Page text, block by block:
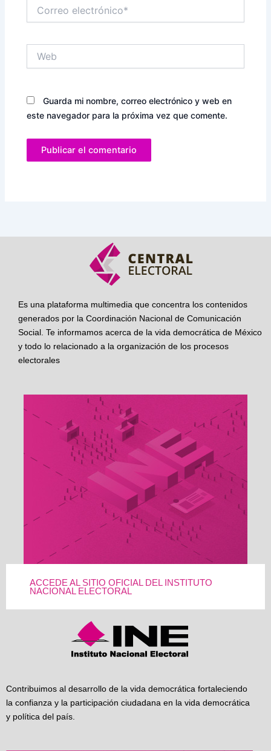
electrónico*
Guarda mi nombre, correo electrónico y web en
este navegador para la próxima vez que comente.
Es una plataforma multimedia que concentra los contenidos
generados por la Coordinación Nacional de Comunicación
Social. Te informamos acerca de la vida democrática de México
y todo lo relacionado a la organización de los procesos
electorales
ACCEDE AL SITIO OFICIAL DEL INSTITUTO
NACIONAL ELECTORAL
Contribuimos al desarrollo de la vida democrática fortaleciendo
la confianza y la participación ciudadana en la vida democrática
y política del país.